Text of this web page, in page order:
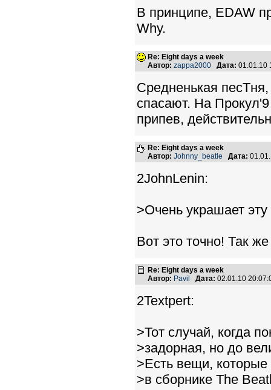
В принципе, EDAW
Why.
Re: Eight days a week
Автор: zappa2000 Дата:
Средненькая
спасают. На
припев,
Re: Eight days a week
Автор: Johnny_beatle Дата:
2JohnLenin:
>Очень украшает
Вот это точно! Так
Re: Eight days a week
Автор: Pavil Дата: 02.01.10
2Textpert:
>Тот случай, когда
>задорная, но до
>Есть вещи, которые
>в сборнике The